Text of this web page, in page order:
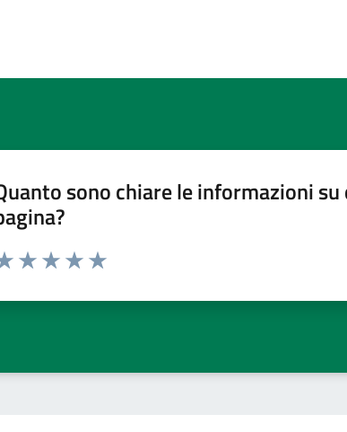
sono chiare le informazioni su
da 1 a 5 stelle la pagina